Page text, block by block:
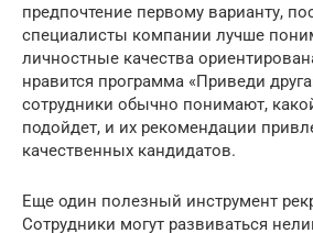
предпочтение первому варианту,
специалисты компании лучше
личностные качества
нравится программа «Приведи
сотрудники обычно понимают,
подойдет, и их рекомендации
качественных кандидатов.
Еще один полезный инструмент
Сотрудники могут развиваться